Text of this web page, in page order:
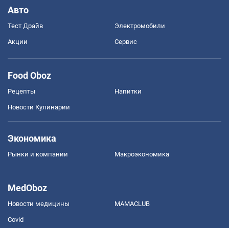
Авто
Тест Драйв Электромобили
Акции Сервис
Food Oboz
Рецепты Напитки
Новости Кулинарии
Экономика
Рынки и компании Mакроэкономика
MedOboz
Новости медицины MAMACLUB
Covid